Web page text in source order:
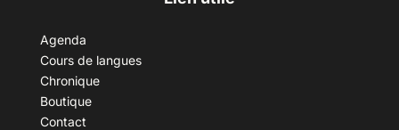
Agenda
Cours de langues
Chronique
Boutique
Contact